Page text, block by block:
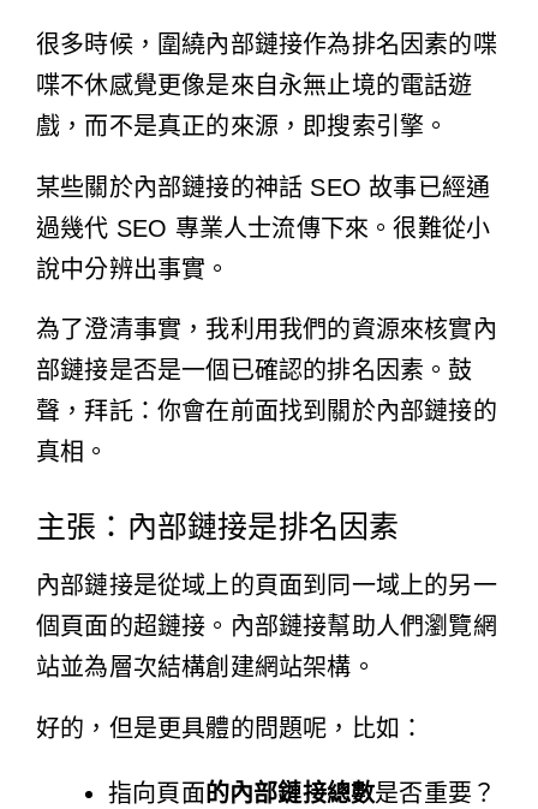
很多時候，圍繞內部鏈接作為排名因素的喋
喋不休感覺更像是來自永無止境的電話遊
戲，而不是真正的來源，即搜索引擎。
某些關於內部鏈接的神話 SEO 故事已經通
過幾代 SEO 專業人士流傳下來。很難從小
說中分辨出事實。
為了澄清事實，我利用我們的資源來核實內
部鏈接是否是一個已確認的排名因素。鼓
聲，拜託：你會在前面找到關於內部鏈接的
真相。
主張：內部鏈接是排名因素
內部鏈接是從域上的頁面到同一域上的另一
個頁面的超鏈接。內部鏈接幫助人們瀏覽網
站並為層次結構創建網站架構。
好的，但是更具體的問題呢，比如：
指向頁面 的內部鏈接總數是否重要？